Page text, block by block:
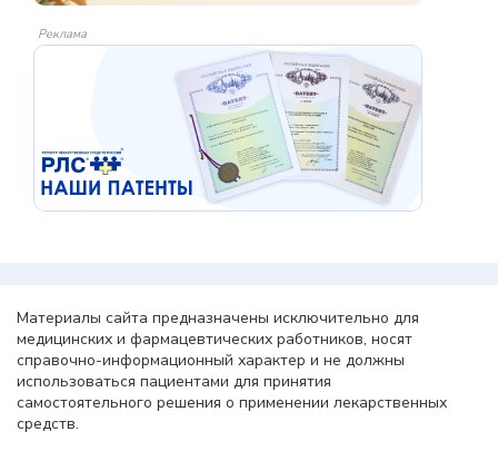
Реклама
Материалы сайта предназначены исключительно для
медицинских и фармацевтических работников, носят
справочно-информационный характер и не должны
использоваться пациентами для принятия
самостоятельного решения о применении лекарственных
средств.